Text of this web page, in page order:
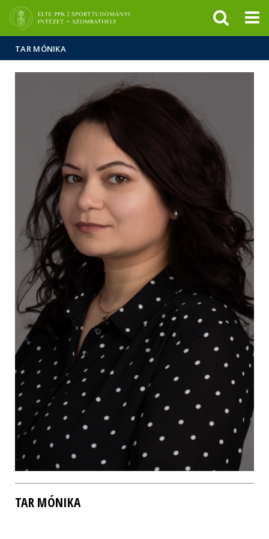
Hírek
Események
ELTE a
sajtóban
TAR MÓNIKA
TAR MÓNIKA